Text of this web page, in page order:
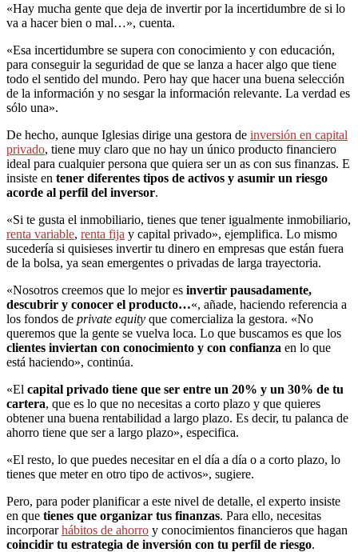
«Hay mucha gente que deja de invertir por la incertidumbre de si lo
va a hacer bien o mal…», cuenta.
«Esa incertidumbre se supera con conocimiento y con educación,
para conseguir la seguridad de que se lanza a hacer algo que tiene
todo el sentido del mundo. Pero hay que hacer una buena selección
de la información y no sesgar la información relevante. La verdad es
sólo una».
De hecho, aunque Iglesias dirige una gestora de inversión en capital
privado, tiene muy claro que no hay un único producto financiero
ideal para cualquier persona que quiera ser un as con sus finanzas. E
insiste en tener diferentes tipos de activos y asumir un riesgo
acorde al perfil del inversor.
«Si te gusta el inmobiliario, tienes que tener igualmente inmobiliario,
renta variable, renta fija y capital privado», ejemplifica. Lo mismo
sucedería si quisieses invertir tu dinero en empresas que están fuera
de la bolsa, ya sean emergentes o privadas de larga trayectoria.
«Nosotros creemos que lo mejor es invertir pausadamente,
descubrir y conocer el producto…«, añade, haciendo referencia a
los fondos de private equity que comercializa la gestora. «No
queremos que la gente se vuelva loca. Lo que buscamos es que los
clientes inviertan con conocimiento y con confianza en lo que
está haciendo», continúa.
«El capital privado tiene que ser entre un 20% y un 30% de tu
cartera, que es lo que no necesitas a corto plazo y que quieres
obtener una buena rentabilidad a largo plazo. Es decir, tu palanca de
ahorro tiene que ser a largo plazo», especifica.
«El resto, lo que puedes necesitar en el día a día o a corto plazo, lo
tienes que meter en otro tipo de activos», sugiere.
Pero, para poder planificar a este nivel de detalle, el experto insiste
en que tienes que organizar tus finanzas. Para ello, necesitas
incorporarhábitos de ahorro y conocimientos financieros que hagan
coincidir tu estrategia de inversión con tu perfil de riesgo.